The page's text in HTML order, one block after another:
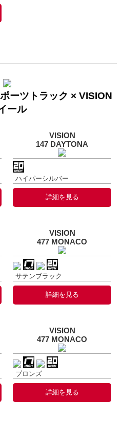
ーツトラック × VISION
ール
VISION
147 DAYTONA
ハイパーシルバー
詳細を見る
VISION
477 MONACO
サテンブラック
詳細を見る
VISION
477 MONACO
ブロンズ
詳細を見る